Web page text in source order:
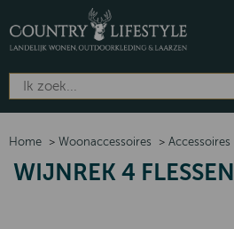
Home > Woonaccessoires > Accessoires
WIJNREK 4 FLESSEN